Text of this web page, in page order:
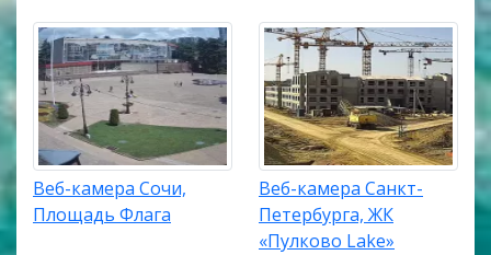
Веб-камера Сочи,
Площадь Флага
Веб-камера Санкт-
Петербурга, ЖК
«Пулково Lake»